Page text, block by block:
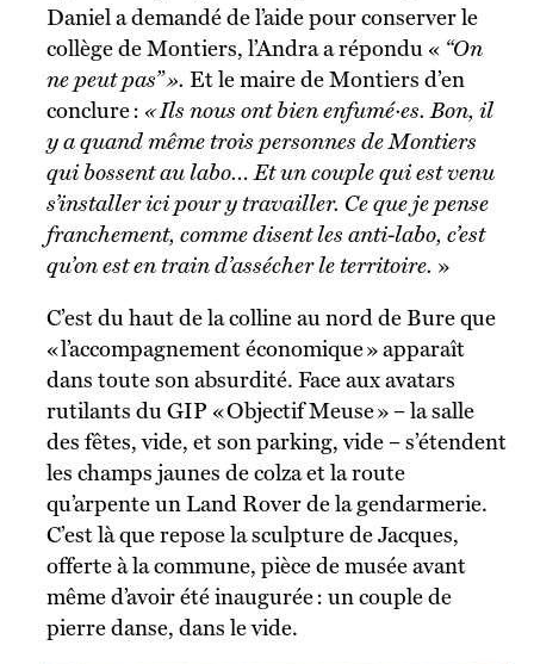
Daniel a demandé de l’aide pour conserver le
collège de Montiers, l’Andra a répondu « “On
ne peut pas” ». Et le maire de Montiers d’en
conclure : « Ils nous ont bien enfumé·es. Bon, il
y a quand même trois personnes de Montiers
qui bossent au labo… Et un couple qui est venu
s’installer ici pour y travailler. Ce que je pense
franchement, comme disent les anti-labo, c’est
qu’on est en train d’assécher le territoire. »
C’est du haut de la colline au nord de Bure que
« l’accompagnement économique » apparaît
dans toute son absurdité. Face aux avatars
rutilants du GIP « Objectif Meuse » – la salle
des fêtes, vide, et son parking, vide – s’étendent
les champs jaunes de colza et la route
qu’arpente un Land Rover de la gendarmerie.
C’est là que repose la sculpture de Jacques,
offerte à la commune, pièce de musée avant
même d’avoir été inaugurée : un couple de
pierre danse, dans le vide.